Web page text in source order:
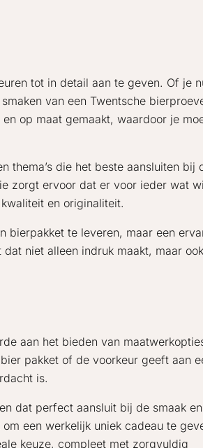
tot in detail aan te geven. Of je
van een Twentsche
op maat gemaakt, waardoor je
thema’s die het beste aansluiten bij
zorgt ervoor dat er voor ieder wat
en originaliteit.
bierpakket te leveren, maar een
niet alleen indruk maakt, maar
aan het bieden van
pakket of de voorkeur geeft aan
is.
dat perfect aansluit bij de smaak
een werkelijk uniek cadeau te
keuze, compleet met zorgvuldig